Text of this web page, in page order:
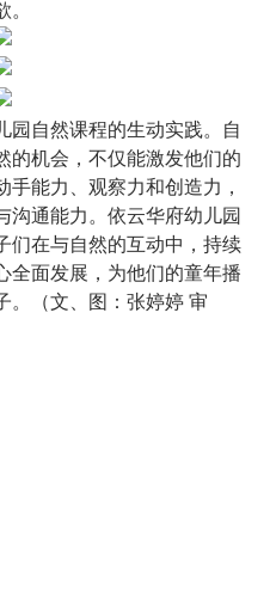
园自然课程的生动实践。自
的机会，不仅能激发他们的
能力、观察力和创造力，
沟通能力。依云华府幼儿园
们在与自然的互动中，持续
全面发展，为他们的童年播
。（文、图：张婷婷 审